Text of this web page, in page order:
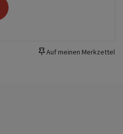
Auf meinen Merkzettel